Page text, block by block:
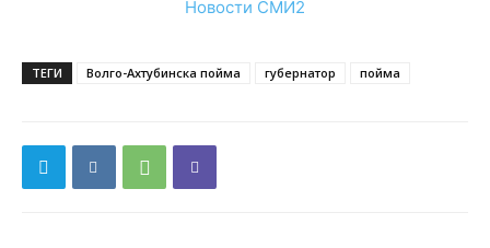
Новости СМИ2
ТЕГИ Волго-Ахтубинска пойма губернатор пойма